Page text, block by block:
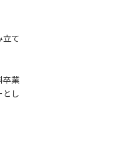
立て
卒業
とし